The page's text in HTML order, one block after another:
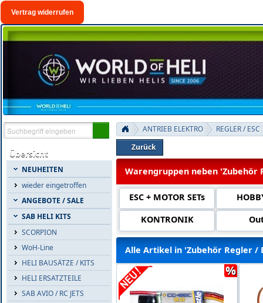
Vertrag widerrufen
Übersicht
NEUHEITEN
wieder eingetroffen
ANGEBOTE / SALE
SAB HELI KITS
SCORPION
WoH-Line
HELI BAUSÄTZE / KITS
HELI ERSATZTEILE
SAB AVIO / RC JETS
ANTRIEB ELEKTRO
REGLER / ESC
Zurück
Warengruppen neben 'Zubehör
ESC + MOTOR SETs
KONTRONIK
Alle Artikel in 'Zubehör Regler /
%